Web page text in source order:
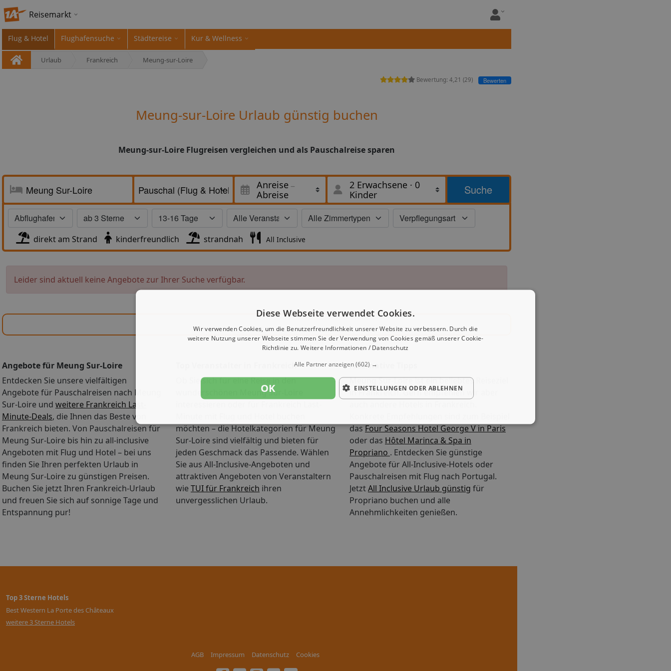
Reisemarkt
Flug & Hotel Flughafensuche Städtereise Kur & Wellness
Urlaub Frankreich Meung-sur-Loire
Bewertung: 4,21 (29) Bewerten
Meung-sur-Loire Urlaub günstig buchen
Meung-sur-Loire Flugreisen vergleichen und als Pauschalreise sparen
Anreise
Abreise
2 Erwachsene · 0
Kinder
Suche
direkt am Strand kinderfreundlich strandnah All Inclusive
Leider sind aktuell keine Angebote zur Ihrer Suche verfügbar.
Angebote für Meung Sur-Loire
Entdecken Sie unsere vielfältigen
Angebote für Pauschalreisen nach Meung
Sur-Loire und weitere Frankreich Last-
Minute-Deals, die Ihnen das Beste von
Frankreich bieten. Von Pauschalreisen für
Meung Sur-Loire bis hin zu all-inclusive
Angeboten mit Flug und Hotel – bei uns
finden Sie Ihren perfekten Urlaub in
Meung Sur-Loire zu günstigen Preisen.
Buchen Sie jetzt Ihren Frankreich-Urlaub
und freuen Sie sich auf sonnige Tage und
Entspannung pur!
Top Veranstalter in Frankreich
Ob Sie sich für eine Reise in den
wunderschönen Meung Sur-Loire
möchten – die Hotelkategorien für Meung
Sur-Loire sind vielfältig und bieten für
jeden Geschmack das Passende. Wählen
Sie aus All-Inclusive-Angeboten und
attraktiven Angeboten von Veranstaltern
wie TUI für Frankreich ihren
unvergesslichen Urlaub.
Alternative Tipps
Meung Sur-Loire ist ein beliebtes Reiseziel
in Frankreich. Gern empfehlen wir aber
dasFour Seasons Hotel George V in Paris
oder das Hôtel Marinca & Spa in
Propriano . Entdecken Sie günstige
Angebote für All-Inclusive-Hotels oder
Pauschalreisen mit Flug nach Portugal.
JetztAll Inclusive Urlaub günstig für
Propriano buchen und alle
Annehmlichkeiten genießen.
Top 3 Sterne Hotels
Best Western La Porte des Châteaux
weitere 3 Sterne Hotels
AGB Impressum Datenschutz Cookies
Diese Webseite verwendet Cookies.
Wir verwenden Cookies, um die Benutzerfreundlichkeit unserer Website zu verbessern. Durch die
weitere Nutzung unserer Webseite stimmen Sie der Verwendung von Cookies gemäß unserer Cookie-
Richtlinie zu. Weitere Informationen / Datenschutz
Alle Partner anzeigen(602) →
OK EINSTELLUNGEN ODER ABLEHNEN